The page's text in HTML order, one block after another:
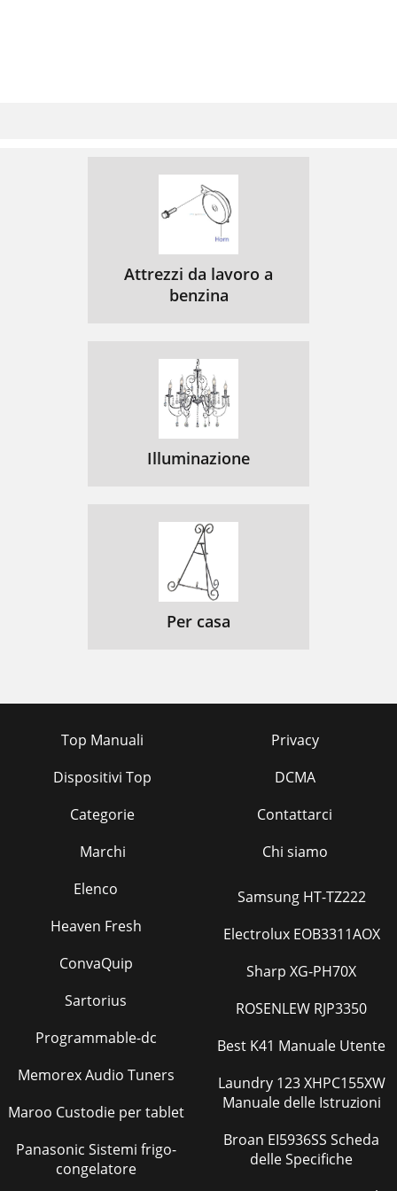
Attrezzi da lavoro a
benzina
Illuminazione
Per casa
Top Manuali
Dispositivi Top
Categorie
Marchi
Privacy
DCMA
Contattarci
Chi siamo
Elenco
Heaven Fresh
ConvaQuip
Sartorius
Programmable-dc
Memorex Audio Tuners
Maroo Custodie per tablet
Panasonic Sistemi frigo-
congelatore
Samsung HT-TZ222
Electrolux EOB3311AOX
Sharp XG-PH70X
ROSENLEW RJP3350
Best K41 Manuale Utente
Laundry 123 XHPC155XW
Manuale delle Istruzioni
Broan EI5936SS Scheda
delle Specifiche